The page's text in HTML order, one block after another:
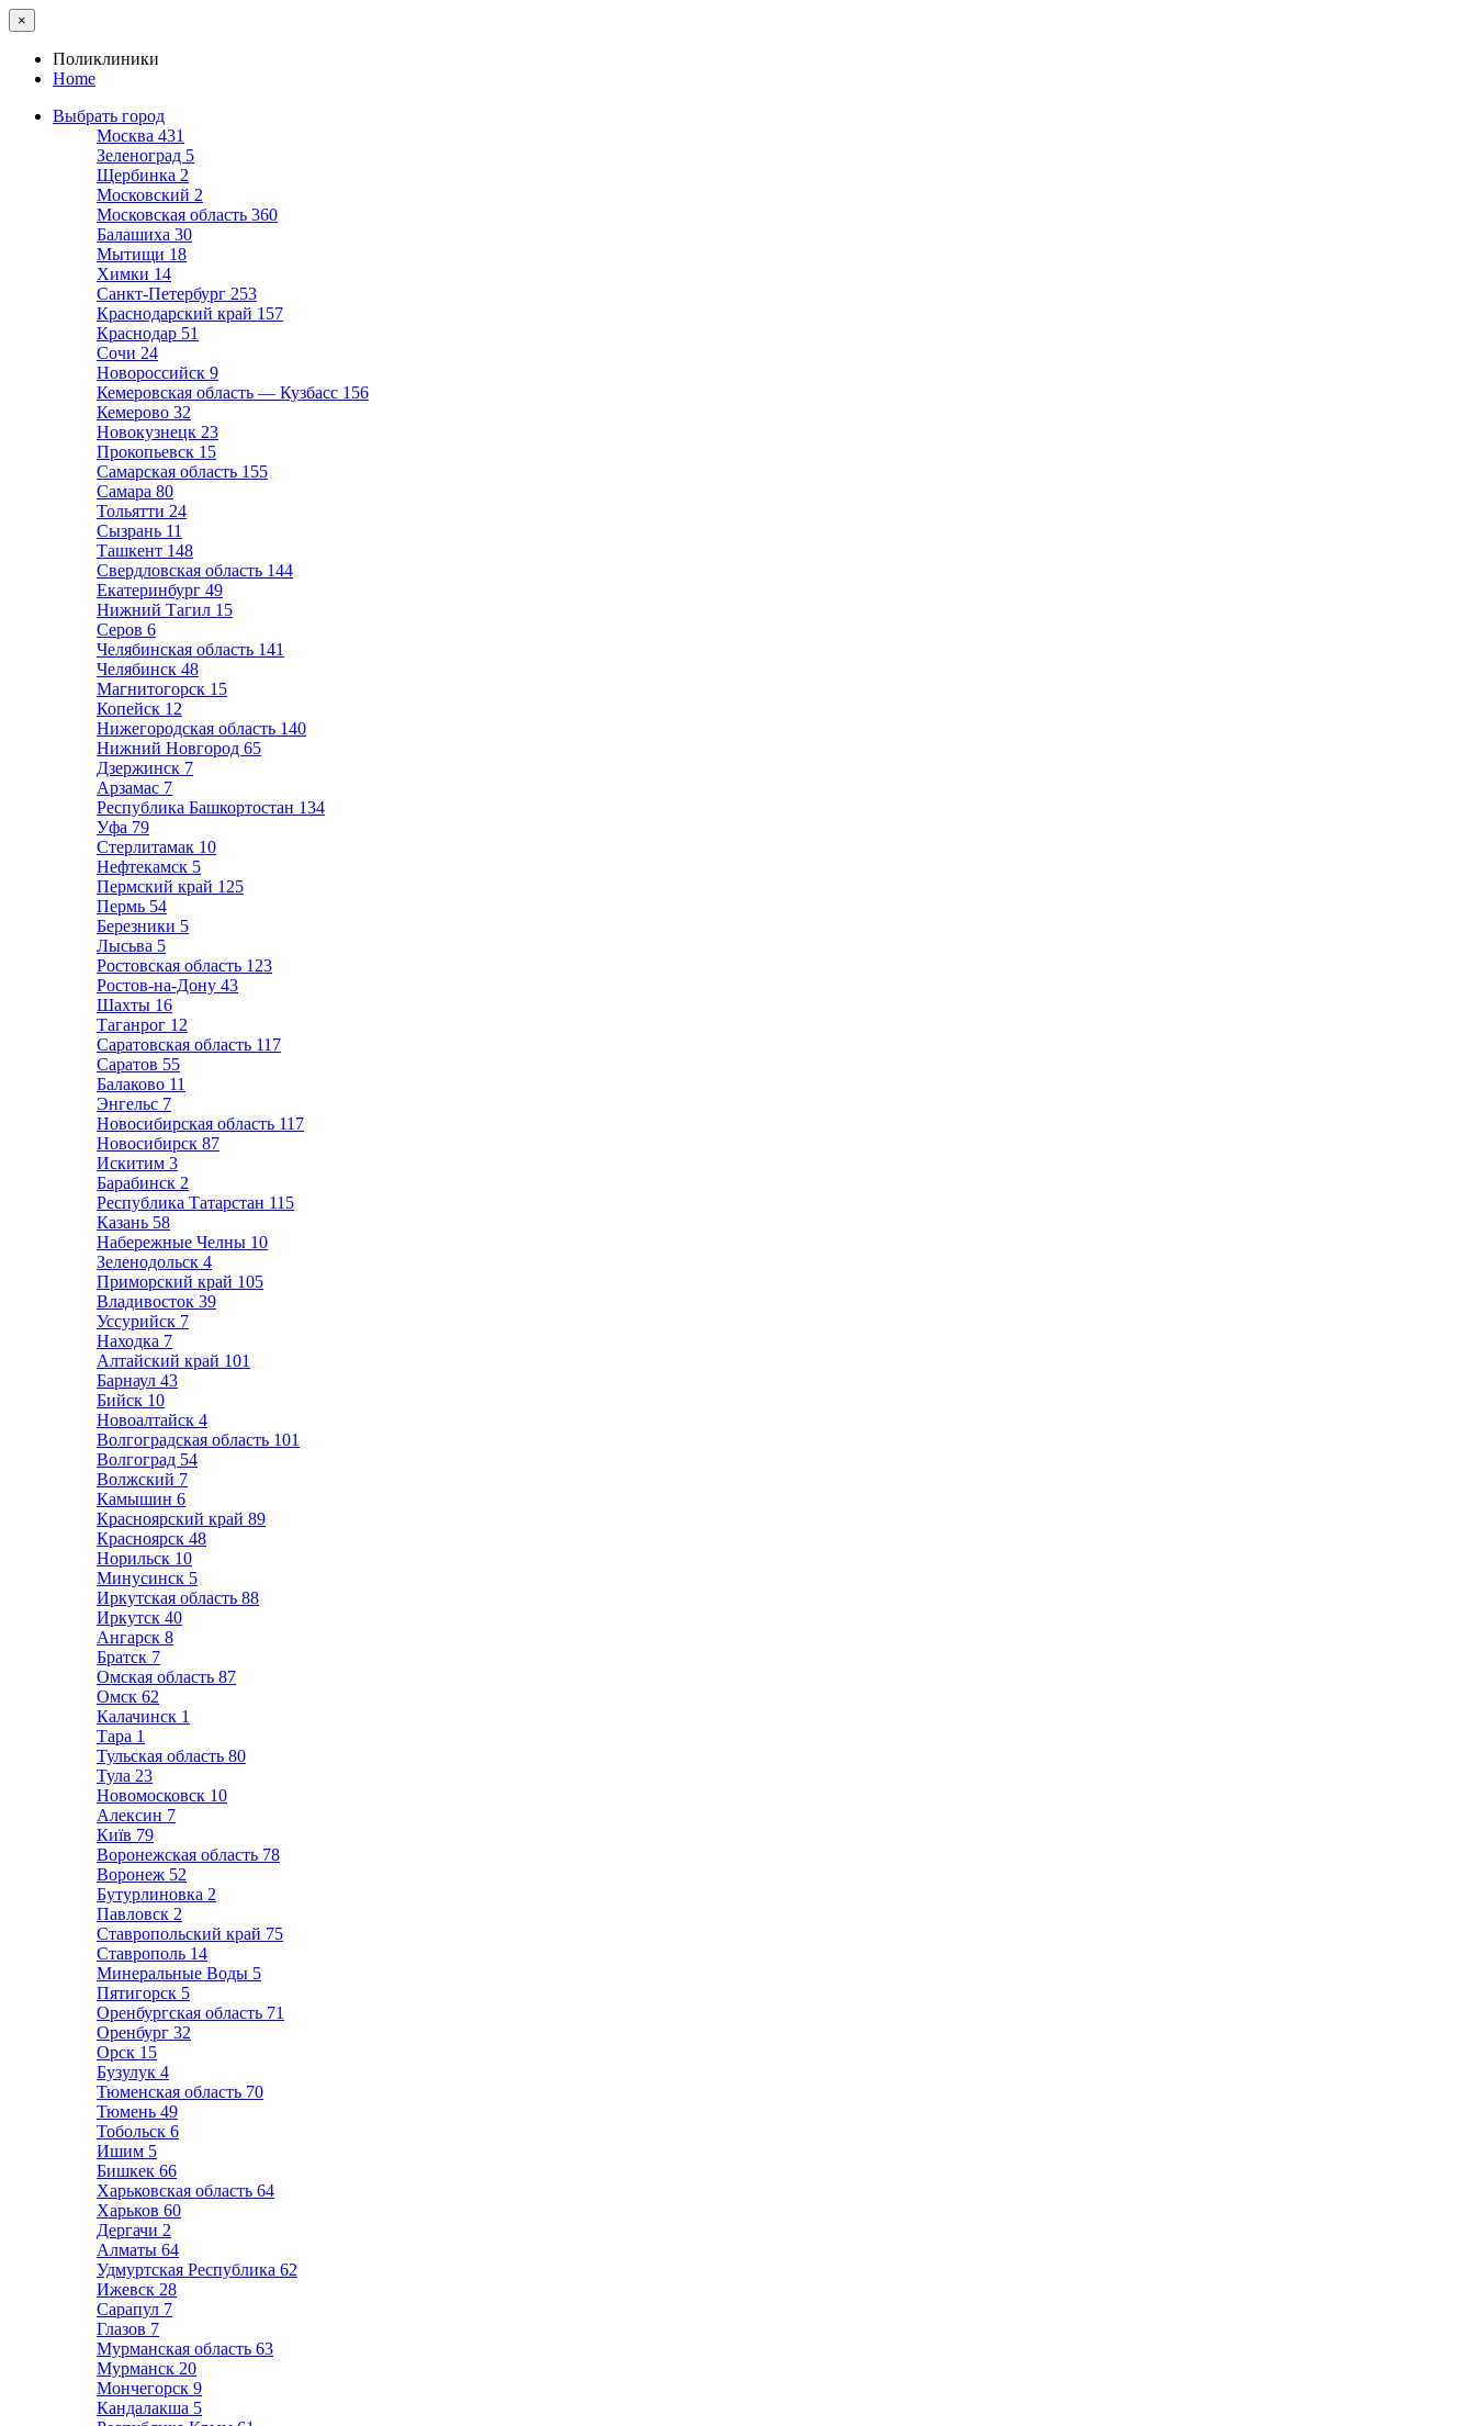
×
Поликлиники
Home
Выбрать город
Москва 431
Зеленоград 5
Щербинка 2
Московский 2
Московская область 360
Балашиха 30
Мытищи 18
Химки 14
Санкт-Петербург 253
Краснодарский край 157
Краснодар 51
Сочи 24
Новороссийск 9
Кемеровская область — Кузбасс 156
Кемерово 32
Новокузнецк 23
Прокопьевск 15
Самарская область 155
Самара 80
Тольятти 24
Сызрань 11
Ташкент 148
Свердловская область 144
Екатеринбург 49
Нижний Тагил 15
Серов 6
Челябинская область 141
Челябинск 48
Магнитогорск 15
Копейск 12
Нижегородская область 140
Нижний Новгород 65
Дзержинск 7
Арзамас 7
Республика Башкортостан 134
Уфа 79
Стерлитамак 10
Нефтекамск 5
Пермский край 125
Пермь 54
Березники 5
Лысьва 5
Ростовская область 123
Ростов-на-Дону 43
Шахты 16
Таганрог 12
Саратовская область 117
Саратов 55
Балаково 11
Энгельс 7
Новосибирская область 117
Новосибирск 87
Искитим 3
Барабинск 2
Республика Татарстан 115
Казань 58
Набережные Челны 10
Зеленодольск 4
Приморский край 105
Владивосток 39
Уссурийск 7
Находка 7
Алтайский край 101
Барнаул 43
Бийск 10
Новоалтайск 4
Волгоградская область 101
Волгоград 54
Волжский 7
Камышин 6
Красноярский край 89
Красноярск 48
Норильск 10
Минусинск 5
Иркутская область 88
Иркутск 40
Ангарск 8
Братск 7
Омская область 87
Омск 62
Калачинск 1
Тара 1
Тульская область 80
Тула 23
Новомосковск 10
Алексин 7
Київ 79
Воронежская область 78
Воронеж 52
Бутурлиновка 2
Павловск 2
Ставропольский край 75
Ставрополь 14
Минеральные Воды 5
Пятигорск 5
Оренбургская область 71
Оренбург 32
Орск 15
Бузулук 4
Тюменская область 70
Тюмень 49
Тобольск 6
Ишим 5
Бишкек 66
Харьковская область 64
Харьков 60
Дергачи 2
Алматы 64
Удмуртская Республика 62
Ижевск 28
Сарапул 7
Глазов 7
Мурманская область 63
Мурманск 20
Мончегорск 9
Кандалакша 5